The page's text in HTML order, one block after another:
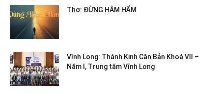
Thơ: ĐỪNG HÂM HẨM
Vĩnh Long: Thánh Kinh Căn Bản Khoá VII –
Năm I, Trung tâm Vĩnh Long